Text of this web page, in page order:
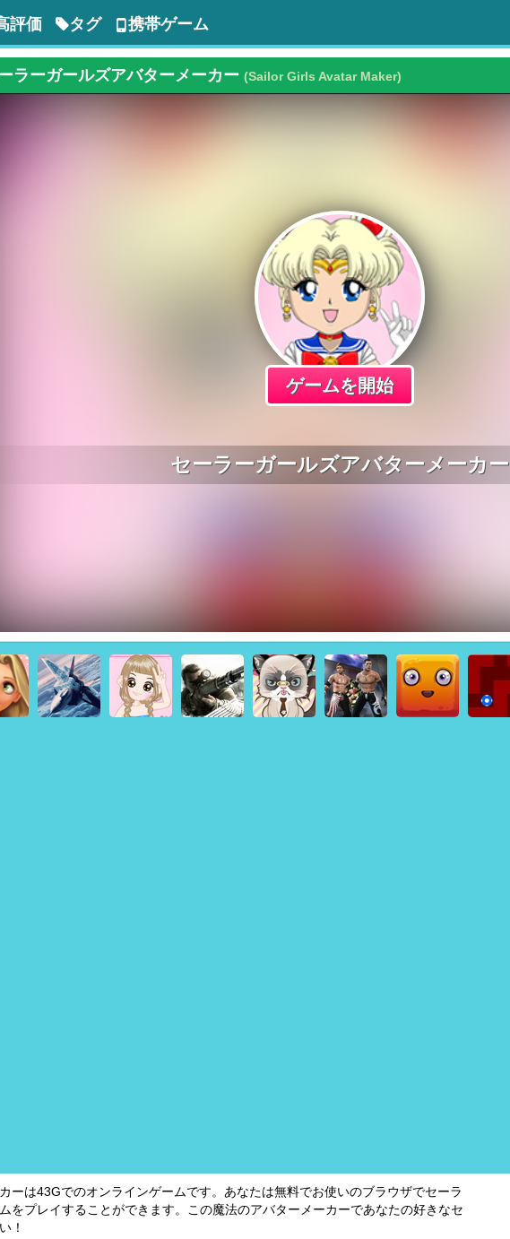
評価 タグ 携帯ゲーム
ラーガールズアバターメーカー (Sailor Girls Avatar Maker)
ゲームを開始
セーラーガールズアバターメーカー
ーは43Gでのオンラインゲームです。あなたは無料でお使いのブラウザでセーラ
をプレイすることができます。この魔法のアバターメーカーであなたの好きなセ
！